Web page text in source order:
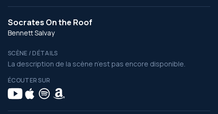
Socrates On the Roof
Bennett Salvay
SCÈNE / DÉTAILS
La description de la scène n’est pas encore disponible.
ÉCOUTER SUR